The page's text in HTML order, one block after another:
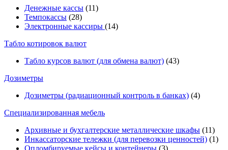
Денежные кассы (11)
Темпокассы (28)
Электронные кассиры (14)
Табло котировок валют
Табло курсов валют (для обмена валют) (43)
Дозиметры
Дозиметры (радиационный контроль в банках) (4)
Специализированная мебель
Архивные и бухгалтерские металлические шкафы (11)
Инкассаторские тележки (для перевозки ценностей) (1)
Опломбируемые кейсы и контейнеры (3)